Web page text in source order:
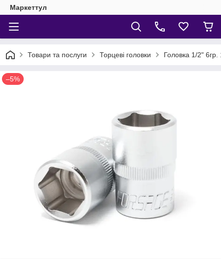
Маркеттул
Товари та послуги Торцеві головки Головка 1/2"
–5%